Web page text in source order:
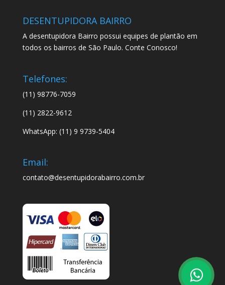
DESENTUPIDORA BAIRRO
A desentupidora Bairro possui equipes de plantão em
todos os bairros de São Paulo. Conte Conosco!
Telefones:
(11) 98776-7059
(11) 2822-9612
WhatsApp: (11) 9 9739-5404
Email:
contato@desentupidorabairro.com.br